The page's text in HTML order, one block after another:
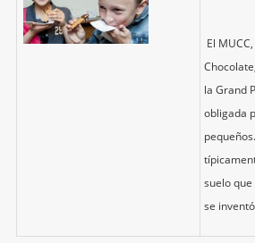
El
la Grand
obligada
suelo
se